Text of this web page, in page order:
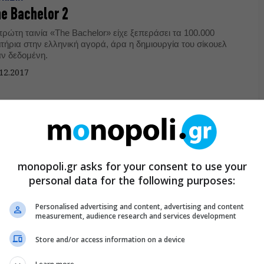
Bachelor 2
ταινία «The Bachelor» είχε ξεπεράσει τα 100.000
στην ελληνική αγορά, άρα η δημιουργία του σίκουελ
δεδομένη.
με τον Θανάση Βισκαδουράκη στο
Coronet
γιορτάζει 9 χρόνια επιτυχίας στο Θέατρο Coronet
O Θανάσης Βισκαδουράκης παίρνει το ακόντιό
και από την Πέμπτη 5 Νοεμβρίου προσθέτει την
ρόλους των τελευταίων δεκαετιών.
monopoli.gr asks for your consent to use your
personal data for the following purposes:
Personalised advertising and content, advertising and content
measurement, audience research and services development
Store and/or access information on a device